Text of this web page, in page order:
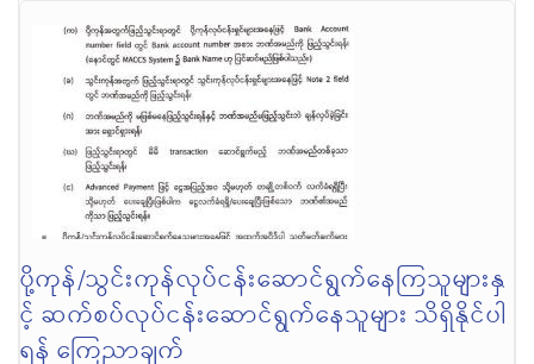
ပို့ကုန်/သွင်းကုန်လုပ်ငန်းဆောင်ရွက်နေကြသူများနှ
င့် ဆက်စပ်လုပ်ငန်းဆောင်ရွက်နေသူများ သိရှိနိုင်ပါ
ရန် ကြေညာချက်